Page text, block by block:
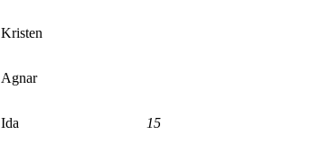
Kristen
Agnar
Ida 15